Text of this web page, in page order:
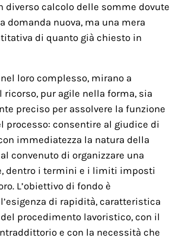
diverso calcolo delle somme dovute
domanda nuova, ma una mera
di quanto già chiesto in
loro complesso, mirano a
ricorso, pur agile nella forma, sia
preciso per assolvere la funzione
processo: consentire al giudice di
immediatezza la natura della
convenuto di organizzare una
dentro i termini e i limiti imposti
L’obiettivo di fondo è
di rapidità, caratteristica
procedimento lavoristico, con il
e con la necessità che